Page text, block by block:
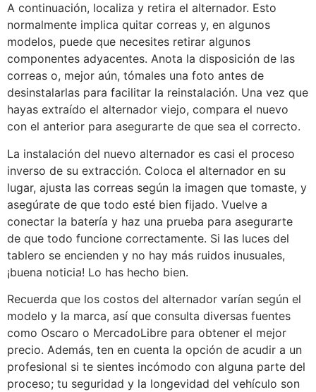
A continuación, localiza y retira el alternador. Esto
normalmente implica quitar correas y, en algunos
modelos, puede que necesites retirar algunos
componentes adyacentes. Anota la disposición de las
correas o, mejor aún, tómales una foto antes de
desinstalarlas para facilitar la reinstalación. Una vez que
hayas extraído el alternador viejo, compara el nuevo
con el anterior para asegurarte de que sea el correcto.
La instalación del nuevo alternador es casi el proceso
inverso de su extracción. Coloca el alternador en su
lugar, ajusta las correas según la imagen que tomaste, y
asegúrate de que todo esté bien fijado. Vuelve a
conectar la batería y haz una prueba para asegurarte
de que todo funcione correctamente. Si las luces del
tablero se encienden y no hay más ruidos inusuales,
¡buena noticia! Lo has hecho bien.
Recuerda que los costos del alternador varían según el
modelo y la marca, así que consulta diversas fuentes
como Oscaro o MercadoLibre para obtener el mejor
precio. Además, ten en cuenta la opción de acudir a un
profesional si te sientes incómodo con alguna parte del
proceso; tu seguridad y la longevidad del vehículo son